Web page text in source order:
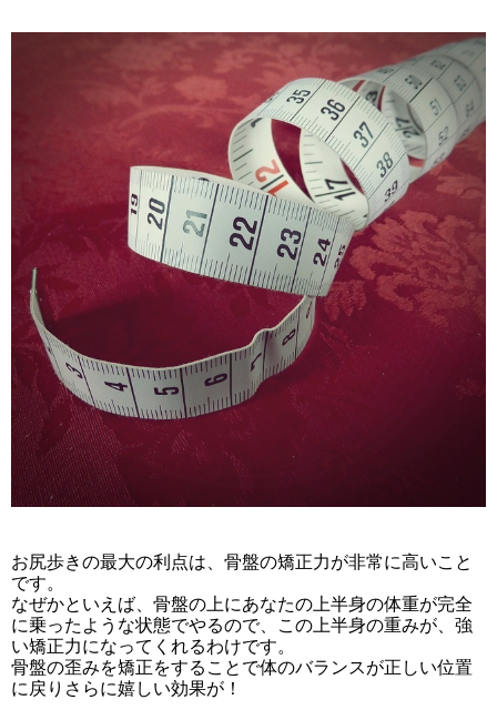
お尻歩きの最大の利点は、骨盤の矯正力が非常に高いこと
です。
なぜかといえば、骨盤の上にあなたの上半身の体重が完全
に乗ったような状態でやるので、この上半身の重みが、強
い矯正力になってくれるわけです。
骨盤の歪みを矯正をすることで体のバランスが正しい位置
に戻りさらに嬉しい効果が！